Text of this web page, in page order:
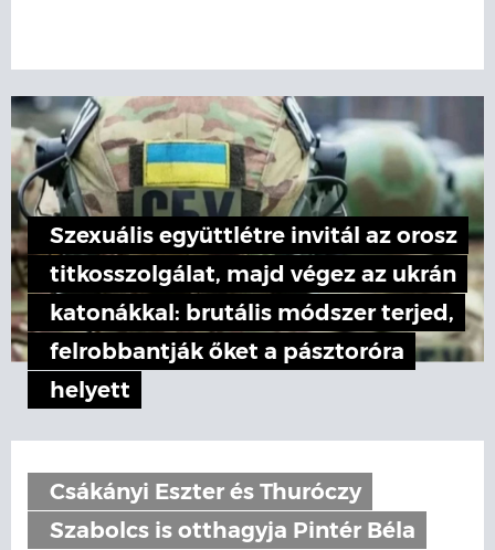
Szexuális együttlétre invitál az orosz
titkosszolgálat, majd végez az ukrán
katonákkal: brutális módszer terjed,
felrobbantják őket a pásztoróra
helyett
Csákányi Eszter és Thuróczy
Szabolcs is otthagyja Pintér Béla